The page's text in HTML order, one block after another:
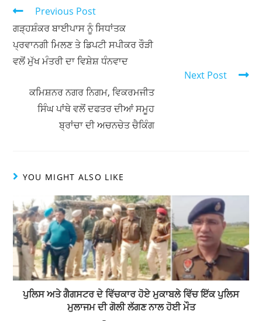
s
A
p
p
e
b
o
o
k
er
Previous Post
ਗੜ੍ਹਸ਼ੰਕਰ ਬਾਈਪਾਸ ਨੂੰ ਸਿਧਾਂਤਕ
ਪ੍ਰਵਾਨਗੀ ਮਿਲਣ ਤੇ ਡਿਪਟੀ ਸਪੀਕਰ ਰੌੜੀ
ਵਲੋਂ ਮੁੱਖ ਮੰਤਰੀ ਦਾ ਵਿਸ਼ੇਸ਼ ਧੰਨਵਾਦ
Next Post
ਕਮਿਸ਼ਨਰ ਨਗਰ ਨਿਗਮ, ਵਿਕਰਮਜੀਤ
ਸਿੰਘ ਪਾਂਥੇ ਵਲੋਂ ਦਫਤਰ ਦੀਆਂ ਸਮੂਹ
ਬ੍ਰਾਂਚਾ ਦੀ ਅਚਨਚੇਤ ਚੈਕਿੰਗ
YOU MIGHT ALSO LIKE
ਪੁਲਿਸ ਅਤੇ ਗੈਗਸਟਰ ਦੇ ਵਿੱਚਕਾਰ ਹੋਏ ਮੁਕਾਬਲੇ ਵਿੱਚ ਇੱਕ ਪੁਲਿਸ
ਮੁਲਾਜਮ ਦੀ ਗੋਲੀ ਲੱਗਣ ਨਾਲ ਹੋਈ ਮੌਤ